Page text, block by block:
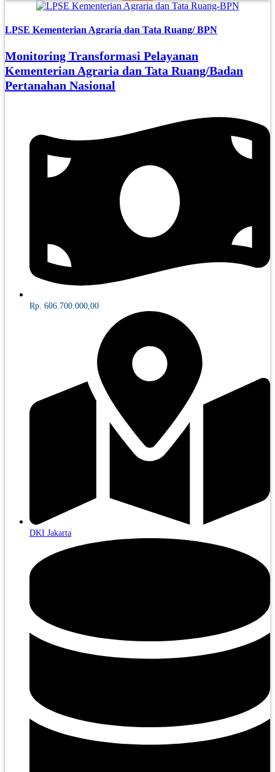
LPSE Kementerian Agraria dan Tata Ruang/ BPN
Monitoring Transformasi Pelayanan
Kementerian Agraria dan Tata Ruang/Badan
Pertanahan Nasional
Rp. 606.700.000,00
DKI Jakarta